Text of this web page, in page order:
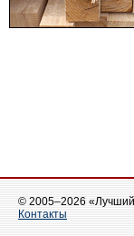
© 2005–2026
Контакты